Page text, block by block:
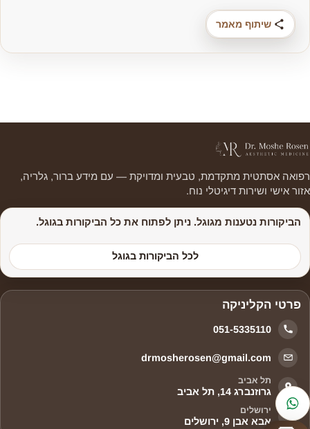
שיתוף מאמר
רפואה אסתטית מתקדמת, טבעית ומדויקת — עם מידע ברור, גלריה,
אזור אישי ושירות דיגיטלי נוח.
הביקורות נטענות מגוגל. ניתן לפתוח את כל הביקורות בגוגל.
לכל הביקורות בגוגל
פרטי הקליניקה
טלפון
051-5335110
דוא״ל
drmosherosen@gmail.com
תל אביב
גרוזנברג 14, תל אביב
ירושלים
אבא אבן 9, ירושלים
WhatsApp